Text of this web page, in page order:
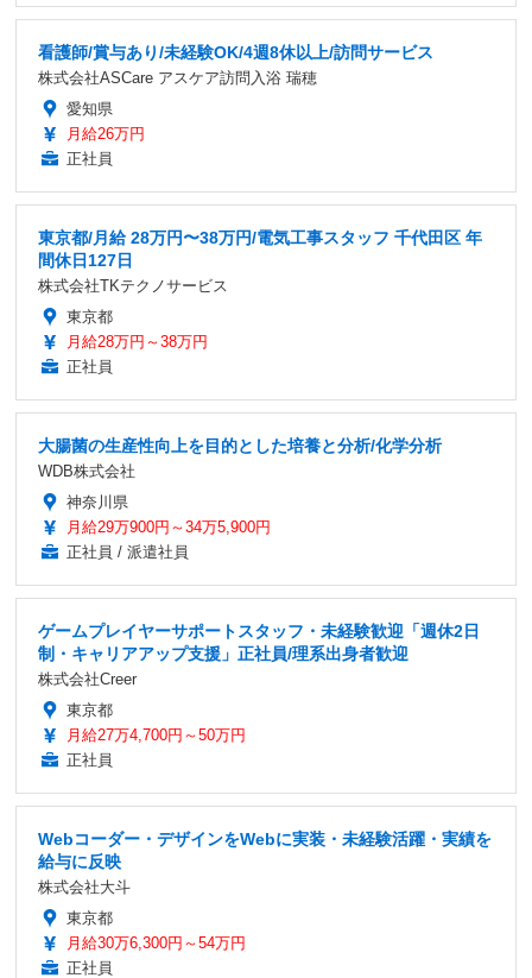
看護師/賞与あり/未経験OK/4週8休以上/訪問サービス
株式会社ASCare アスケア訪問入浴 瑞穂
愛知県
月給26万円
正社員
東京都/月給 28万円〜38万円/電気工事スタッフ 千代田区 年
間休日127日
株式会社TKテクノサービス
東京都
月給28万円～38万円
正社員
大腸菌の生産性向上を目的とした培養と分析/化学分析
WDB株式会社
神奈川県
月給29万900円～34万5,900円
正社員 / 派遣社員
ゲームプレイヤーサポートスタッフ・未経験歓迎「週休2日
制・キャリアアップ支援」正社員/理系出身者歓迎
株式会社Creer
東京都
月給27万4,700円～50万円
正社員
Webコーダー・デザインをWebに実装・未経験活躍・実績を
給与に反映
株式会社大斗
東京都
月給30万6,300円～54万円
正社員